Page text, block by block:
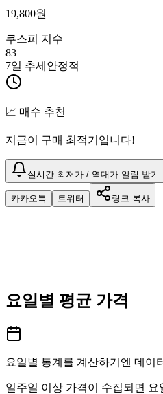
19,800원
쿠스피 지수
83
7일 추세 안정적
📈 매수 추천
지금이 구매 최적기입니다!
실시간 최저가 / 역대가 알림 받기
카카오톡 트위터 링크 복사
요일별 평균 가격
요일별 통계를 계산하기엔 데이
일주일 이상 가격이 수집되면